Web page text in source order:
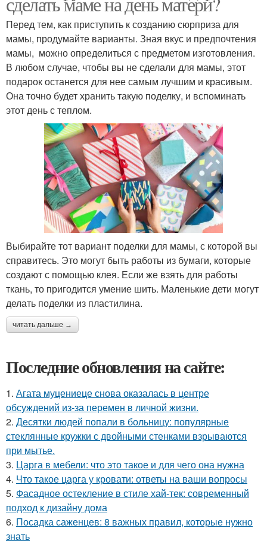
Перед тем, как приступить к созданию сюрприза для
мамы, продумайте варианты. Зная вкус и предпочтения
мамы, можно определиться с предметом изготовления.
В любом случае, чтобы вы не сделали для мамы, этот
подарок останется для нее самым лучшим и красивым.
Она точно будет хранить такую поделку, и вспоминать
этот день с теплом.
Выбирайте тот вариант поделки для мамы, с которой вы
справитесь. Это могут быть работы из бумаги, которые
создают с помощью клея. Если же взять для работы
ткань, то пригодится умение шить. Маленькие дети могут
делать поделки из пластилина.
читать дальше →
Последние обновления на сайте:
1. Агата муцениеце снова оказалась в центре
обсуждений из-за перемен в личной жизни.
2. Десятки людей попали в больницу: популярные
стеклянные кружки с двойными стенками взрываются
при мытье.
3. Царга в мебели: что это такое и для чего она нужна
4. Что такое царга у кровати: ответы на ваши вопросы
5. Фасадное остекление в стиле хай-тек: современный
подход к дизайну дома
6. Посадка саженцев: 8 важных правил, которые нужно
знать